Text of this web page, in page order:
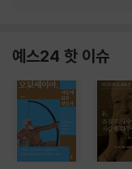
예스24 핫 이슈